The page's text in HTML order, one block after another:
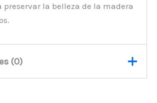
preservar la belleza de la madera
(0)